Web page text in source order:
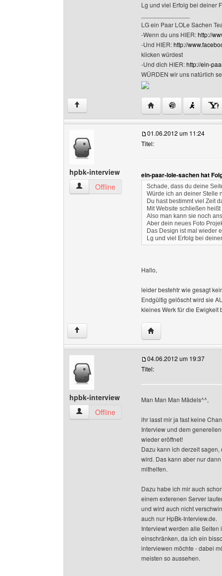
Lg und viel Erfolg bei deiner
LG ein Paar LOLe Sachen
-Wenn du uns HIER:http://
-Und HIER:http://
klicken würdest
-Und dich HIER:http://ein-
WÜRDEN wir uns natürlich
↑ Website dieses
hpbk-interview
hpbk-interview Benutzer-Profile anzeigen
Offline
01.06.2012 um 11:24
Titel:
ein-paar-lole-sachen hat
Schade, dass du deine
Würde ich an deiner Stelle
Du hast bestimmt viel Zeit
Mit Website schließen
Also man kann sie noch
Aber dein neues Foto
Das Design ist mal wieder
Lg und viel Erfolg bei
Hallo,
leider bestehtr wie gesagt
Endgültig gelöscht wird sie
kleines Werk für die Ewigkeit
↑ Website dieses
hpbk-interview
hpbk-interview Benutzer-Profile anzeigen
Offline
04.06.2012 um 19:37
Titel:
Man Man Man Mädels^^,
ihr lasst mir ja fast keine
Interview und dem
wieder eröffnet!
Dazu kann ich derzeit
wird. Das kann aber nur
mithelfen.
Dazu habe ich mir auch
einem exterenen Server
und wird auch nicht
auch nur HpBk-Interview.de.
Interviewt werden alle Seiten
einschränken, da ich ein
interviewen möchte - dabei
meisten so aussehen.